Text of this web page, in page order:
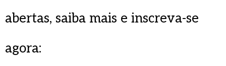
abertas, saiba mais e inscreva-se
agora: